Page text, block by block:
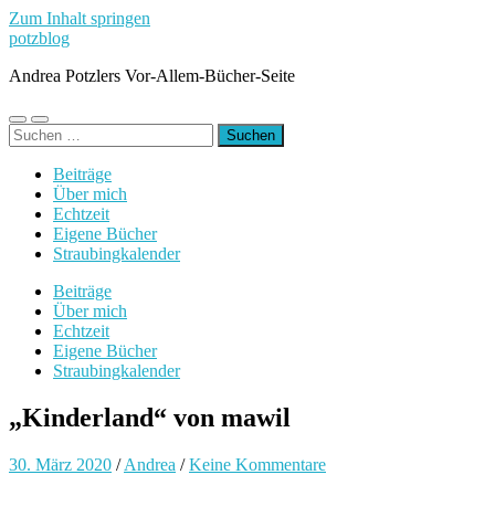
Zum Inhalt springen
potzblog
Andrea Potzlers Vor-Allem-Bücher-Seite
Mobile-
Menü
Suchfeld
ein-/ausblenden
Suchen
nach:
Beiträge
Über mich
Echtzeit
Eigene Bücher
Straubingkalender
Beiträge
Über mich
Echtzeit
Eigene Bücher
Straubingkalender
„Kinderland“ von mawil
30. März 2020 /Andrea /Keine Kommentare